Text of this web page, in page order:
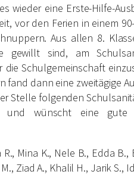
wieder eine Erste-Hilfe-
vor den Ferien in einem
Aus allen 8.
gewillt sind, am
Schulgemeinschaft
fand dann eine zweitägige
Stelle folgenden
und wünscht eine gute
Mina K., Nele B., Edda B.,
Ziad A., Khalil H., Jarik S.,